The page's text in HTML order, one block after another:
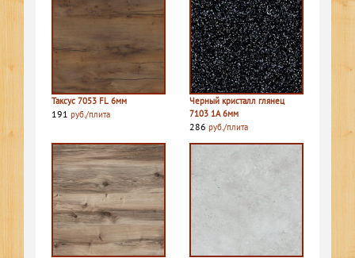
Таксус 7053 FL 6мм
191 руб./плита
Черный кристалл глянец
7103 1A 6мм
286 руб./плита